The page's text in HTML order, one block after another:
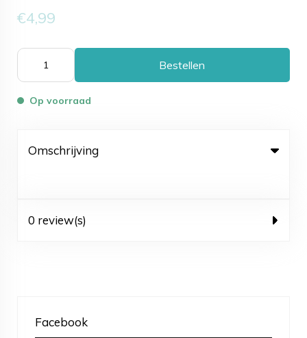
€4,99
Bestellen
Op voorraad
Omschrijving
0 review(s)
Facebook